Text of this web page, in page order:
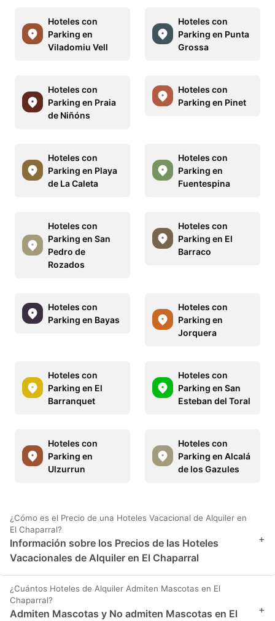
Hoteles con
Parking en
Viladomiu Vell
Hoteles con
Parking en Punta
Grossa
Hoteles con
Parking en Praia
de Niñóns
Hoteles con
Parking en Pinet
Hoteles con
Parking en Playa
de La Caleta
Hoteles con
Parking en
Fuentespina
Hoteles con
Parking en San
Pedro de
Rozados
Hoteles con
Parking en El
Barraco
Hoteles con
Parking en Bayas
Hoteles con
Parking en
Jorquera
Hoteles con
Parking en El
Barranquet
Hoteles con
Parking en San
Esteban del Toral
Hoteles con
Parking en
Ulzurrun
Hoteles con
Parking en Alcalá
de los Gazules
¿Cómo es el Precio de una Hoteles Vacacional de Alquiler en
El Chaparral?
Información sobre los Precios de las Hoteles
Vacacionales de Alquiler en El Chaparral
+
¿Cuántos Hoteles de Alquiler Admiten Mascotas en El
Chaparral?
Admiten Mascotas y No admiten Mascotas en El
+